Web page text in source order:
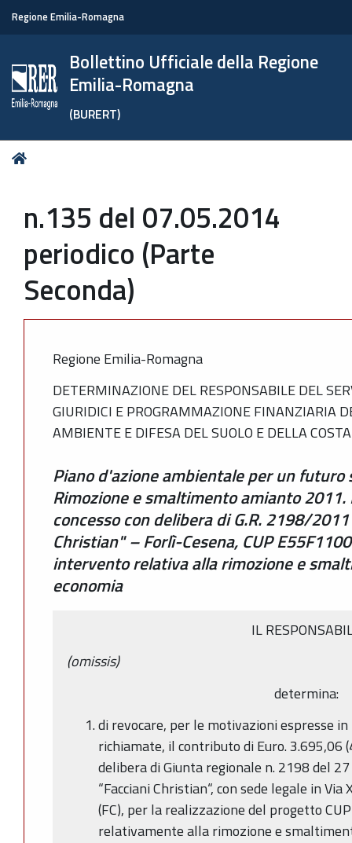
Regione Emilia-Romagna
Bollettino Ufficiale della Regione
Emilia-Romagna
(BURERT)
Tu
n.135 del 07.05.2014
periodico (Parte
Seconda)
Regione Emilia-Romagna
DETERMINAZIONE DEL RESPONSABILE DEL
GIURIDICI E PROGRAMMAZIONE FINANZIARIA
AMBIENTE E DIFESA DEL SUOLO E DELLA
Piano d'azione ambientale per un
Rimozione e smaltimento amianto
concesso con delibera di G.R. 2198/
Christian" – Forlì-Cesena, CUP
intervento relativa alla rimozione e
economia
IL
(omissis)
determina:
di revocare, per le motivazioni espresse
richiamate, il contributo di Euro. 3.695,06
delibera di Giunta regionale n. 2198 del
“Facciani Christian“, con sede legale in
(FC), per la realizzazione del progetto
relativamente alla rimozione e